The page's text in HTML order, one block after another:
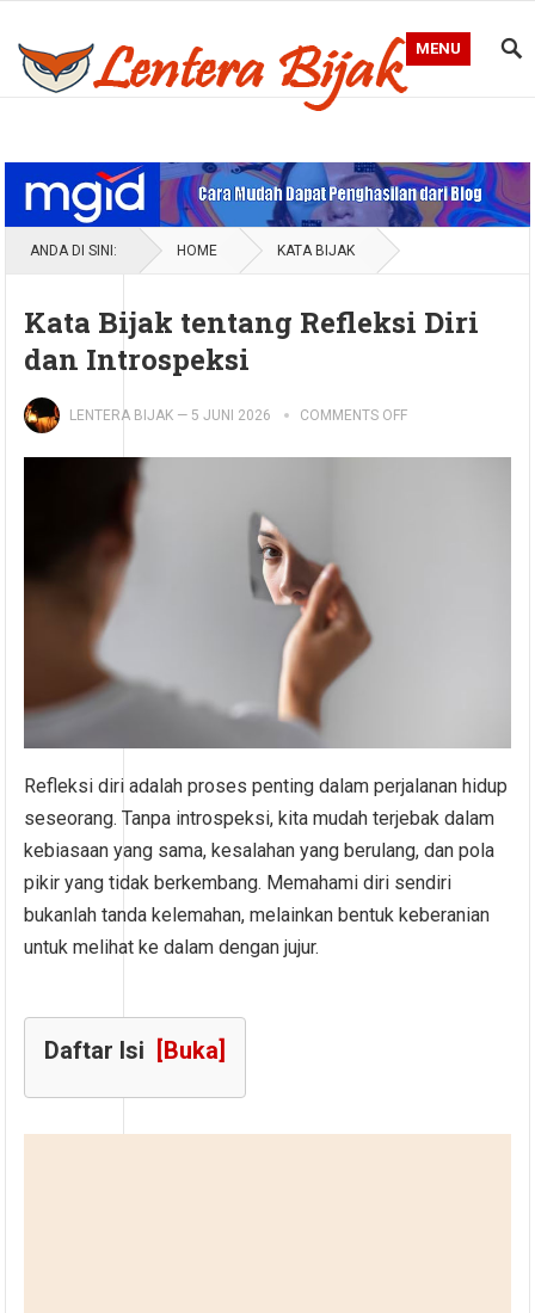
MENU
ANDA DI SINI: HOME KATA BIJAK
Kata Bijak tentang Refleksi Diri
dan Introspeksi
LENTERA BIJAK — 5 JUNI 2026 COMMENTS OFF
Refleksi diri adalah proses penting dalam perjalanan hidup
seseorang. Tanpa introspeksi, kita mudah terjebak dalam
kebiasaan yang sama, kesalahan yang berulang, dan pola
pikir yang tidak berkembang. Memahami diri sendiri
bukanlah tanda kelemahan, melainkan bentuk keberanian
untuk melihat ke dalam dengan jujur.
Daftar Isi [Buka]